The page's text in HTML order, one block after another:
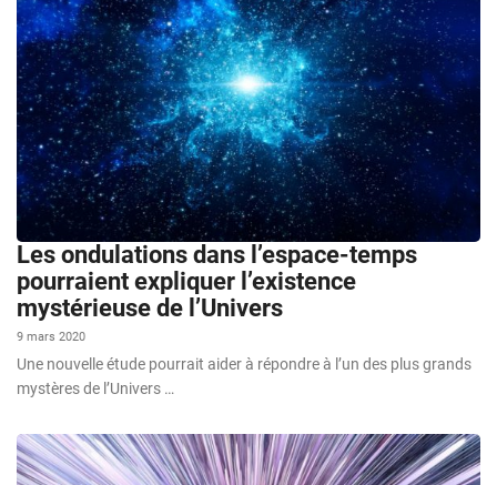
Les ondulations dans l’espace-temps
pourraient expliquer l’existence
mystérieuse de l’Univers
9 mars 2020
Une nouvelle étude pourrait aider à répondre à l’un des plus grands
mystères de l’Univers …